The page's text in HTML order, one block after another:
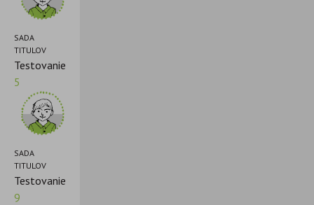
SADA
TITULOV
Testovanie
5
SADA
TITULOV
Testovanie
9